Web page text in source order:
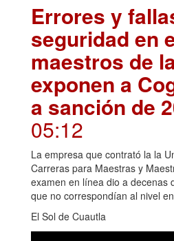
Errores y
seguridad en
maestros de
exponen a
a sanción de
05:12
La empresa que contrató la la
Carreras para Maestras y
examen en línea dio a decenas
que no correspondían al nivel
El Sol de Cuautla